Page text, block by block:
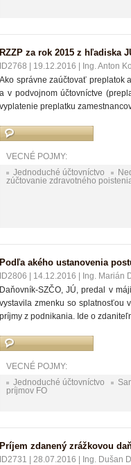
RZZP za rok 2015 z hľadiska
ID2768 19.12.2016
Ing. Anton
Ako správne zaúčtovať preplatok
a v podvojnom účtovníctve
vyplatenie preplatku
VECNÉ POJMY:
Jednoduché účtovníctvo
zúčtovanie zdravotného
Podľa akého ustanovenia
ID2806 14.12.2016
Ing. Marián
Daňovník-SZČO, JÚ, predal v
vystavila zmenku so splatnosťou
príjmy z podnikania. Ide o
VECNÉ POJMY:
Jednoduché účtovníctvo
príjmov FO
Príjem zdanený zrážkovou
ID2731 28.07.2016
Ing. Dušan